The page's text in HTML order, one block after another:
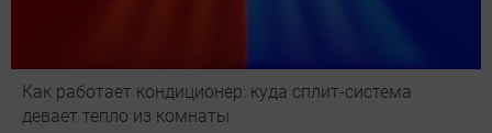
Как работает кондиционер: куда сплит-система
девает тепло из комнаты